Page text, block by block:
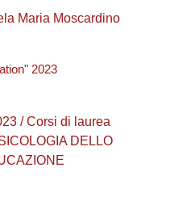
Maria Moscardino
2023
/ Corsi di laurea
DELLO